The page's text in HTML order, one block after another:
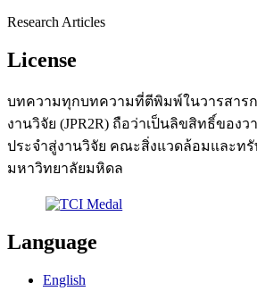
Research Articles
License
บทความทุกบทความที่ตีพิมพ์ในวารสาร
งานวิจัย (JPR2R) ถือว่าเป็นลิขสิทธิ์ของ
ประจำสู่งานวิจัย คณะสิ่งแวดล้อมและท
มหาวิทยาลัยมหิดล
Language
English